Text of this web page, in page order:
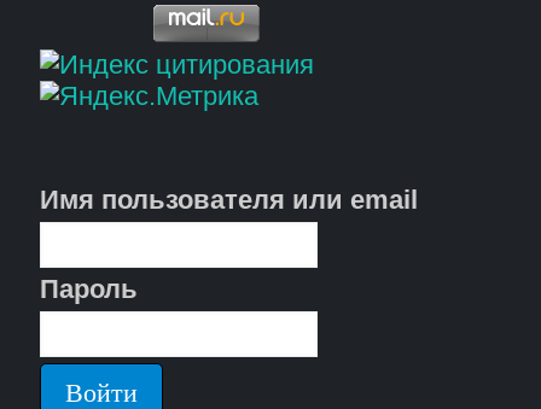
Имя пользователя или email
Пароль